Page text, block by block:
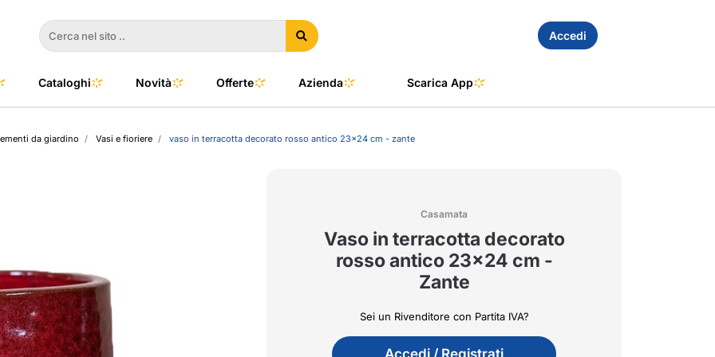
Accedi
e Clima
Cataloghi Novità Offerte Azienda Scarica App
da giardino Vasi e fioriere vaso in terracotta decorato rosso antico 23x24 cm - zante
Casamata
Vaso in terracotta decorato
rosso antico 23x24 cm -
Zante
Sei un Rivenditore con Partita IVA?
Accedi / Registrati